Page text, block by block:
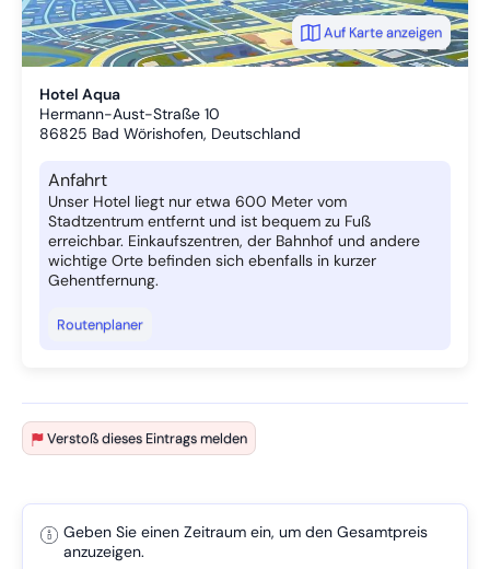
Hotel Aqua
Hermann-Aust-Straße 10
86825 Bad Wörishofen, Deutschland
Anfahrt
Unser Hotel liegt nur etwa 600 Meter vom
Stadtzentrum entfernt und ist bequem zu Fuß
erreichbar. Einkaufszentren, der Bahnhof und andere
wichtige Orte befinden sich ebenfalls in kurzer
Gehentfernung.
Routenplaner
Auf Karte anzeigen
Verstoß dieses Eintrags melden
Geben Sie einen Zeitraum ein, um den Gesamtpreis
anzuzeigen.